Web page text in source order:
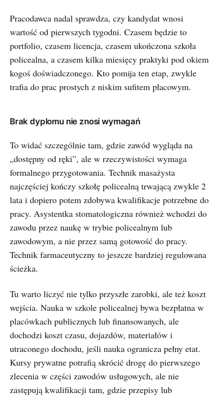
Pracodawca nadal sprawdza, czy kandydat wnosi
wartość od pierwszych tygodni. Czasem będzie to
portfolio, czasem licencja, czasem ukończona szkoła
policealna, a czasem kilka miesięcy praktyki pod okiem
kogoś doświadczonego. Kto pomija ten etap, zwykle
trafia do prac prostych z niskim sufitem płacowym.
Brak dyplomu nie znosi wymagań
To widać szczególnie tam, gdzie zawód wygląda na
„dostępny od ręki”, ale w rzeczywistości wymaga
formalnego przygotowania. Technik masażysta
najczęściej kończy szkołę policealną trwającą zwykle 2
lata i dopiero potem zdobywa kwalifikacje potrzebne do
pracy. Asystentka stomatologiczna również wchodzi do
zawodu przez naukę w trybie policealnym lub
zawodowym, a nie przez samą gotowość do pracy.
Technik farmaceutyczny to jeszcze bardziej regulowana
ścieżka.
Tu warto liczyć nie tylko przyszłe zarobki, ale też koszt
wejścia. Nauka w szkole policealnej bywa bezpłatna w
placówkach publicznych lub finansowanych, ale
dochodzi koszt czasu, dojazdów, materiałów i
utraconego dochodu, jeśli nauka ogranicza pełny etat.
Kursy prywatne potrafią skrócić drogę do pierwszego
zlecenia w części zawodów usługowych, ale nie
zastępują kwalifikacji tam, gdzie przepisy lub